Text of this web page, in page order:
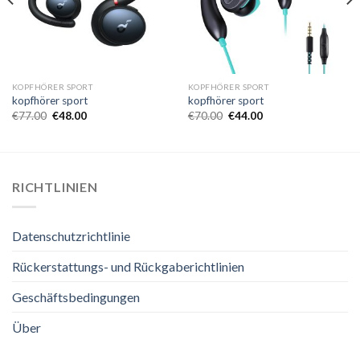
KOPFHÖRER SPORT
kopfhörer sport
€77.00 €48.00
KOPFHÖRER SPORT
kopfhörer sport
€70.00 €44.00
RICHTLINIEN
Datenschutzrichtlinie
Rückerstattungs- und Rückgaberichtlinien
Geschäftsbedingungen
Über